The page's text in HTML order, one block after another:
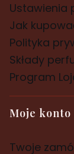
Ustawienia
Jak
Polityka
Składy
Program
Moje konto
Twoje